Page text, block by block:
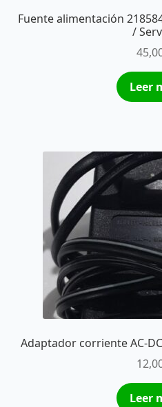
Fuente alimentación
/
Leer
Adaptador corriente AC-
Leer